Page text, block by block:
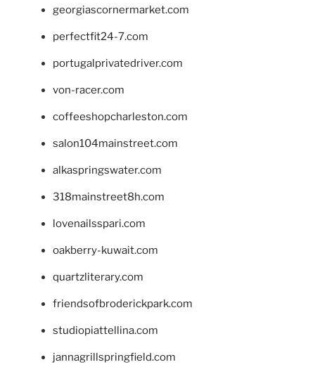
georgiascornermarket.com
perfectfit24-7.com
portugalprivatedriver.com
von-racer.com
coffeeshopcharleston.com
salon104mainstreet.com
alkaspringswater.com
318mainstreet8h.com
lovenailsspari.com
oakberry-kuwait.com
quartzliterary.com
friendsofbroderickpark.com
studiopiattellina.com
jannagrillspringfield.com